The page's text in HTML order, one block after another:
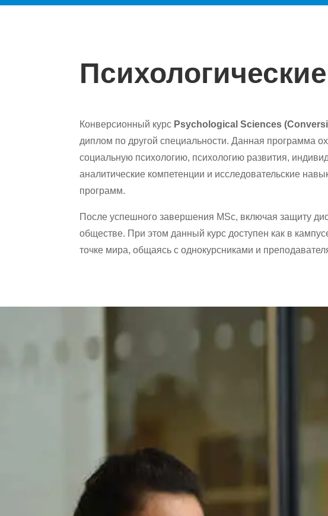
Конверсионный курс Psychological Sciences
диплом по другой специальности. Данная программа
социальную психологию, психологию развития,
аналитические компетенции и исследовательские
программ.
После успешного завершения MSc, включая защиту
обществе. При этом данный курс доступен как в
точке мира, общаясь с однокурсниками и